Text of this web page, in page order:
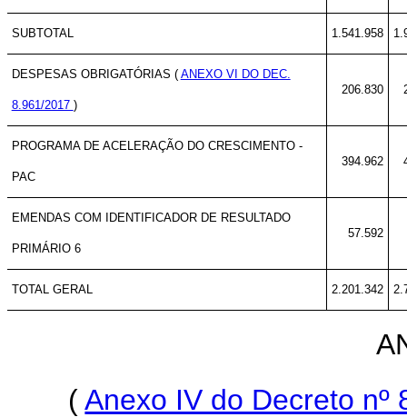
SUBTOTAL 1.541.958
DESPESAS OBRIGATÓRIAS ( ANEXO VI DO DEC.
8.961/2017 )
206.830
PROGRAMA DE ACELERAÇÃO DO CRESCIMENTO -
PAC
394.962
EMENDAS COM IDENTIFICADOR DE RESULTADO
PRIMÁRIO 6
57.592
TOTAL GERAL 2.201.342
(Anexo IV do Decreto